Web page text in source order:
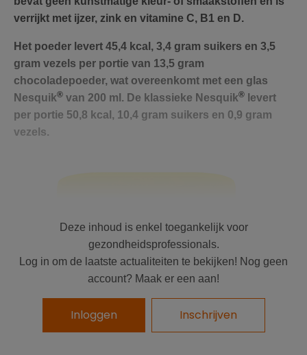
verrijkt met ijzer, zink en vitamine C, B1 en D.
Het poeder levert 45,4 kcal, 3,4 gram suikers en 3,5
gram vezels per portie van 13,5 gram
chocoladepoeder, wat overeenkomt met een glas
Nesquik® van 200 ml. De klassieke Nesquik®
levert
per portie 50,8 kcal, 10,4 gram suikers en 0,9 gram
vezels.
Deze inhoud is enkel toegankelijk voor
gezondheidsprofessionals.
Log in om de laatste actualiteiten te bekijken! Nog geen
account? Maak er een aan!
Inloggen Inschrijven